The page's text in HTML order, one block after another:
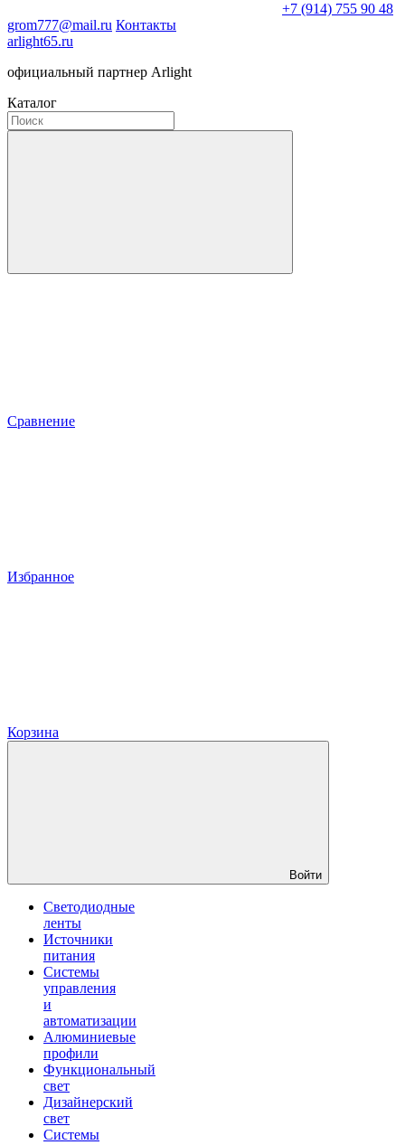
+7 (914) 755 90 48
grom777@mail.ru Контакты
arlight65.ru
официальный партнер Arlight
Каталог
Сравнение
Избранное
Корзина
Войти
Светодиодные
ленты
Источники
питания
Системы
управления
и
автоматизации
Алюминиевые
профили
Функциональный
свет
Дизайнерский
свет
Системы